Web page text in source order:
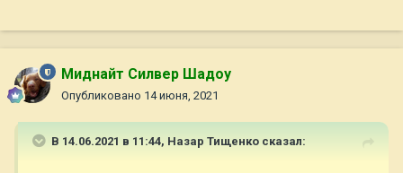
Миднайт Силвер Шадоу
Опубликовано 14 июня, 2021
В 14.06.2021 в 11:44, Назар Тищенко сказал: